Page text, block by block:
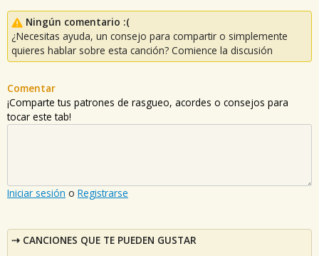
Ningún comentario :(
¿Necesitas ayuda, un consejo para compartir o simplemente
quieres hablar sobre esta canción? Comience la discusión
Comentar
¡Comparte tus patrones de rasgueo, acordes o consejos para
tocar este tab!
Iniciar sesión o Registrarse
CANCIONES QUE TE PUEDEN GUSTAR